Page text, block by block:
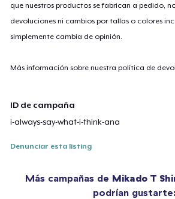
que nuestros productos se fabrican a pedido,
devoluciones ni cambios por tallas o colores
simplemente cambia de opinión.
Más información sobre nuestra política de
ID de campaña
i-always-say-what-i-think-ana
Denunciar esta listing
Más campañas de Mikado T
podrían gustarte: